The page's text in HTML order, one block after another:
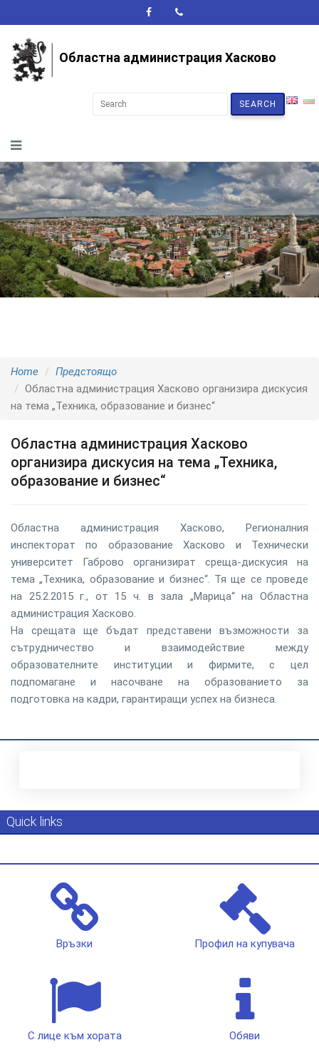
Областна администрация Хасково
SEARCH
Home
Предстоящо
Областна администрация Хасково организира дискусия
на тема „Техника, образование и бизнес“
Областна администрация Хасково
организира дискусия на тема „Техника,
образование и бизнес“
Областна администрация Хасково, Регионалния
инспекторат по образование Хасково и Технически
университет Габрово организират среща-дискусия на
тема „Техника, образование и бизнес“. Тя ще се проведе
на 25.2.2015 г., от 15 ч. в зала „Марица“ на Областна
администрация Хасково.
На срещата ще бъдат представени възможности за
сътрудничество и взаимодействие между
образователните институции и фирмите, с цел
подпомагане и насочване на образованието за
подготовка на кадри, гарантиращи успех на бизнеса.
Quick links
Връзки Профил на купувача
С лице към хората Обяви